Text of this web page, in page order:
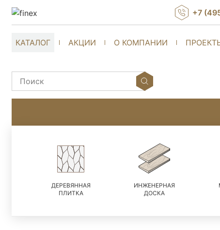
КАТАЛОГ АКЦИИ О КОМПАНИИ
+7
ДЕРЕВЯННАЯ
ПЛИТКА
ИНЖЕНЕРНАЯ
ДОСКА